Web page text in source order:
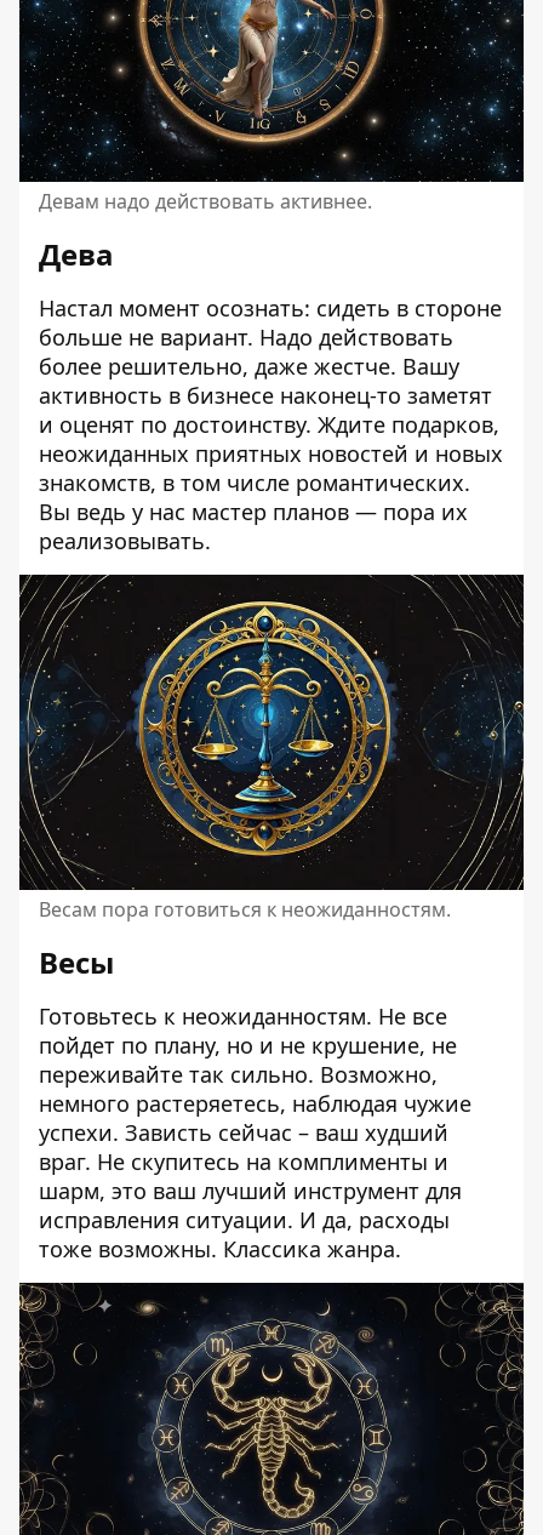
Девам надо действовать активнее.
Дева
Настал момент осознать: сидеть в стороне
больше не вариант. Надо действовать
более решительно, даже жестче. Вашу
активность в бизнесе наконец-то заметят
и оценят по достоинству. Ждите подарков,
неожиданных приятных новостей и новых
знакомств, в том числе романтических.
Вы ведь у нас мастер планов — пора их
реализовывать.
Весам пора готовиться к неожиданностям.
Весы
Готовьтесь к неожиданностям. Не все
пойдет по плану, но и не крушение, не
переживайте так сильно. Возможно,
немного растеряетесь, наблюдая чужие
успехи. Зависть сейчас – ваш худший
враг. Не скупитесь на комплименты и
шарм, это ваш лучший инструмент для
исправления ситуации. И да, расходы
тоже возможны. Классика жанра.